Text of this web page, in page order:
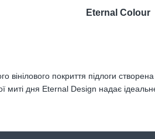
вінілового покриття підлоги
дня Eternal Design надає
Eternal Colour